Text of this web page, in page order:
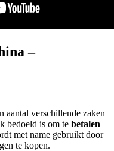
–
aantal verschillende zaken
bedoeld is om te betalen
met name gebruikt door
te kopen.